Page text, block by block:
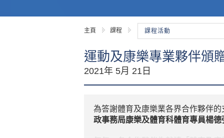
主頁 課程 課程活動
運動及康樂專業夥伴頒
2021年 5月 21日
為答謝體育及康樂業各界合作夥伴
政事務局康樂及體育科體育專員楊